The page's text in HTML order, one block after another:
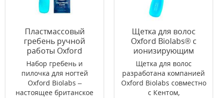
Пластмассовый
гребень ручной
работы Oxford
Biolabs® в наборе с
пилочкой для ногтей
Набор гребень и
пилочка для ногтей
Oxford Biolabs –
настоящее британское
Щетка для волос
Oxford Biolabs® с
ионизирующим
эффектом
Щетка для волос
разработана компанией
Oxford Biolabs совместно
с Кентом,